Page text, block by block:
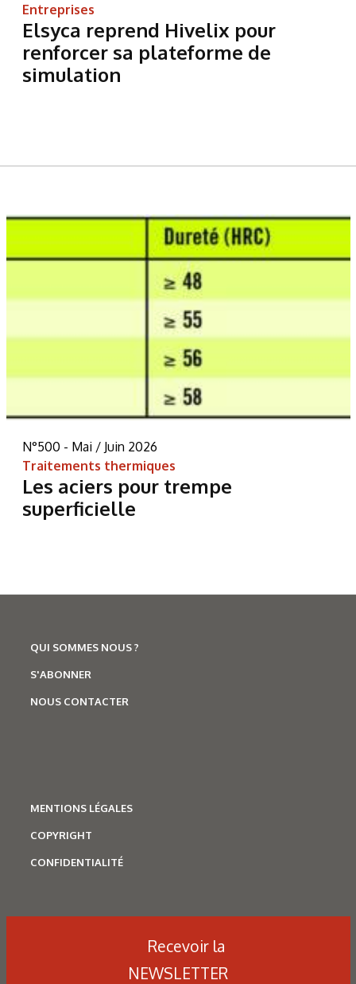
Entreprises
Elsyca reprend Hivelix pour
renforcer sa plateforme de
simulation
N°500 - Mai / Juin 2026
Traitements thermiques
Les aciers pour trempe
superficielle
QUI SOMMES NOUS ?
S'ABONNER
NOUS CONTACTER
MENTIONS LÉGALES
COPYRIGHT
CONFIDENTIALITÉ
Recevoir la
NEWSLETTER